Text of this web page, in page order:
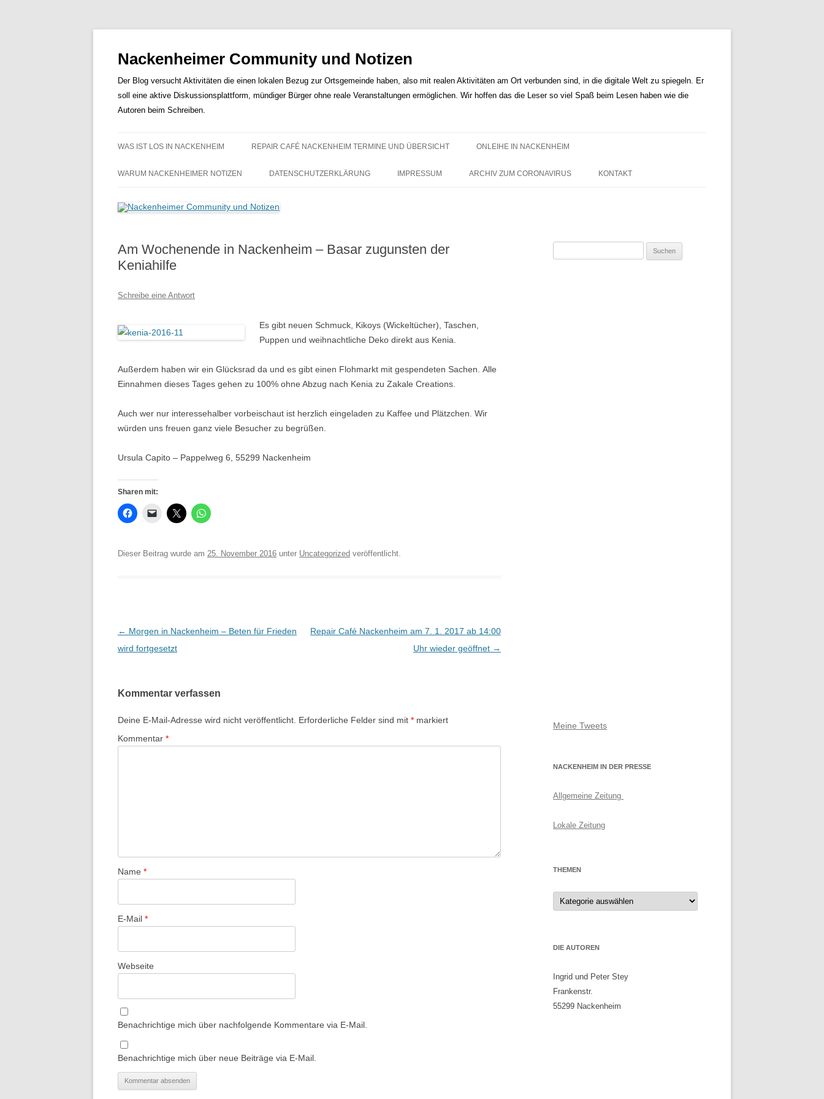
Nackenheimer Community und Notizen
Der Blog versucht Aktivitäten die einen lokalen Bezug zur Ortsgemeinde haben, also mit realen Aktivitäten am Ort verbunden sind, in die digitale Welt zu spiegeln. Er
soll eine aktive Diskussionsplattform, mündiger Bürger ohne reale Veranstaltungen ermöglichen. Wir hoffen das die Leser so viel Spaß beim Lesen haben wie die
Autoren beim Schreiben.
Inhalt
WAS IST LOS IN NACKENHEIM REPAIR CAFÉ NACKENHEIM TERMINE UND ÜBERSICHT ONLEIHE IN NACKENHEIM
WARUM NACKENHEIMER NOTIZEN DATENSCHUTZERKLÄRUNG IMPRESSUM ARCHIV ZUM CORONAVIRUS KONTAKT
Am Wochenende in Nackenheim – Basar zugunsten der
Keniahilfe
Schreibe eine Antwort
Es gibt neuen Schmuck, Kikoys (Wickeltücher), Taschen,
Puppen und weihnachtliche Deko direkt aus Kenia.
Außerdem haben wir ein Glücksrad da und es gibt einen Flohmarkt mit gespendeten Sachen. Alle
Einnahmen dieses Tages gehen zu 100% ohne Abzug nach Kenia zu Zakale Creations.
Auch wer nur interessehalber vorbeischaut ist herzlich eingeladen zu Kaffee und Plätzchen. Wir
würden uns freuen ganz viele Besucher zu begrüßen.
Ursula Capito – Pappelweg 6, 55299 Nackenheim
Sharen mit:
Dieser Beitrag wurde am 25. November 2016 unter Uncategorized veröffentlicht.
Beitrags-
Navigation
← Morgen in Nackenheim – Beten für Frieden
wird fortgesetzt
Repair Café Nackenheim am 7. 1. 2017 ab 14:00
Uhr wieder geöffnet →
Kommentar verfassen
Deine E-Mail-Adresse wird nicht veröffentlicht. Erforderliche Felder sind mit * markiert
Kommentar *
Name *
E-Mail *
Webseite
Benachrichtige mich über nachfolgende Kommentare via E-Mail.
Benachrichtige mich über neue Beiträge via E-Mail.
Meine Tweets
NACKENHEIM IN DER PRESSE
Allgemeine Zeitung
Lokale Zeitung
THEMEN
Themen
DIE AUTOREN
Ingrid und Peter Stey
Frankenstr.
55299 Nackenheim